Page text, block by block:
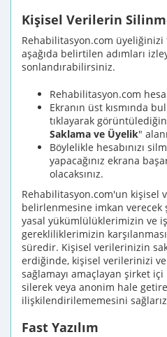
Kişisel Verilerin
Rehabilitasyon.com
aşağıda belirtilen adımları
sonlandırabilirsiniz.
Rehabilitasyon.com
Ekranın üst kısmında
tıklayarak
Saklama ve Üyelik"
Böylelikle hesabınızı
yapacağınız ekrana
olacaksınız.
Rehabilitasyon.com'un kişisel
belirlenmesine imkan verecek
yasal yükümlülüklerimizin ve
gerekliliklerimizin
süredir. Kişisel verilerinizin
erdiğinde, kişisel verilerinizi
sağlamayı amaçlayan şirket
silerek veya anonim hale
ilişkilendirilememesini
Fast Yazılım